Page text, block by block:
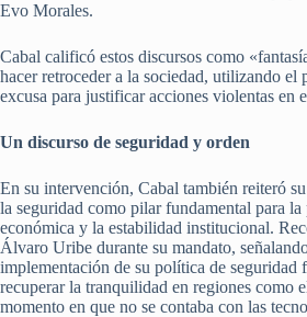
Evo Morales.
Cabal calificó estos discursos como
hacer retroceder a la sociedad, utilizando el
excusa para justificar acciones violentas en
Un discurso de seguridad y orden
En su intervención, Cabal también reiteró
la seguridad como pilar fundamental para la
económica y la estabilidad institucional.
Álvaro Uribe durante su mandato,
implementación de su política de seguridad
recuperar la tranquilidad en regiones como
momento en que no se contaba con las